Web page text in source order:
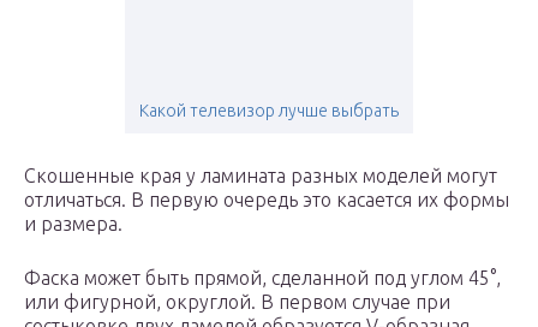
Какой телевизор лучше выбрать
Скошенные края у ламината разных моделей могут
отличаться. В первую очередь это касается их формы
и размера.
Фаска может быть прямой, сделанной под углом 45°,
или фигурной, округлой. В первом случае при